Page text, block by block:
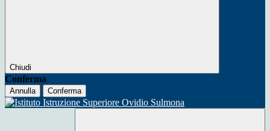
Chiudi
Conferma
Annulla Conferma